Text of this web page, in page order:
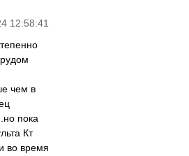
12:58:41
чем в
пока
Кт
во время